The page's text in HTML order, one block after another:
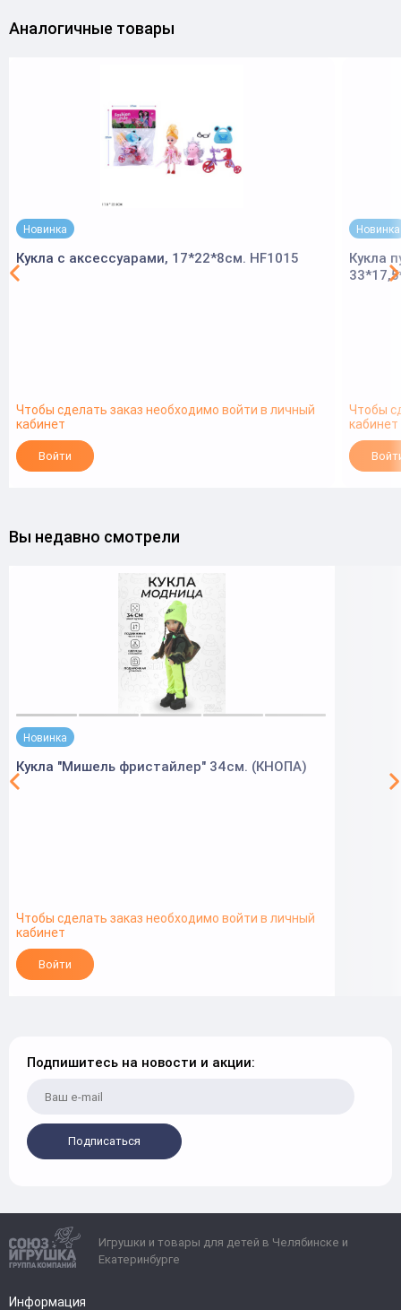
Аналогичные товары
Новинка
Кукла с аксессуарами, 17*22*8см. HF1015
Чтобы сделать заказ необходимо войти в личный
кабинет
Войти
Новинка
Кукла
Чтобы
кабинет
Вы недавно смотрели
Новинка
Кукла "Мишель фристайлер" 34см. (КНОПА)
Чтобы сделать заказ необходимо войти в личный
кабинет
Войти
Подпишитесь на новости и акции:
Подписаться
Игрушки и товары для детей в Челябинске и
Екатеринбурге
Информация